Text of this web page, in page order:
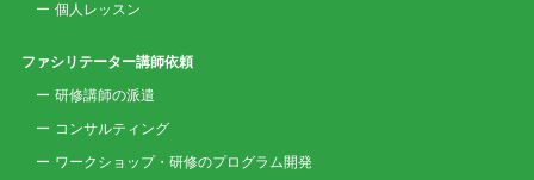
個人レッスン
ファシリテーター講師依頼
研修講師の派遣
コンサルティング
ワークショップ・研修のプログラム開発